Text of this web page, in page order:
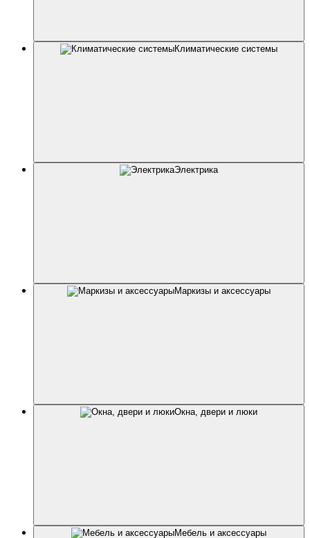
Климатические системы
Электрика
Маркизы и аксессуары
Окна, двери и люки
Мебель и аксессуары